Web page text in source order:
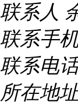
联系人
联系手
联系电
所在地